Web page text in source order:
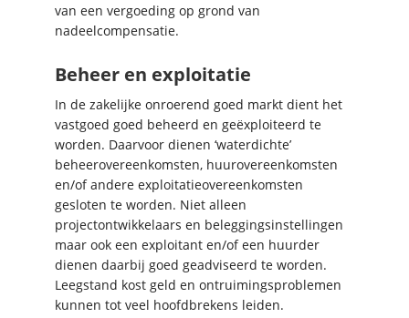
van een vergoeding op grond van
nadeelcompensatie.
Beheer en exploitatie
In de zakelijke onroerend goed markt dient het
vastgoed goed beheerd en geëxploiteerd te
worden. Daarvoor dienen ‘waterdichte’
beheerovereenkomsten, huurovereenkomsten
en/of andere exploitatieovereenkomsten
gesloten te worden. Niet alleen
projectontwikkelaars en beleggingsinstellingen
maar ook een exploitant en/of een huurder
dienen daarbij goed geadviseerd te worden.
Leegstand kost geld en ontruimingsproblemen
kunnen tot veel hoofdbrekens leiden.